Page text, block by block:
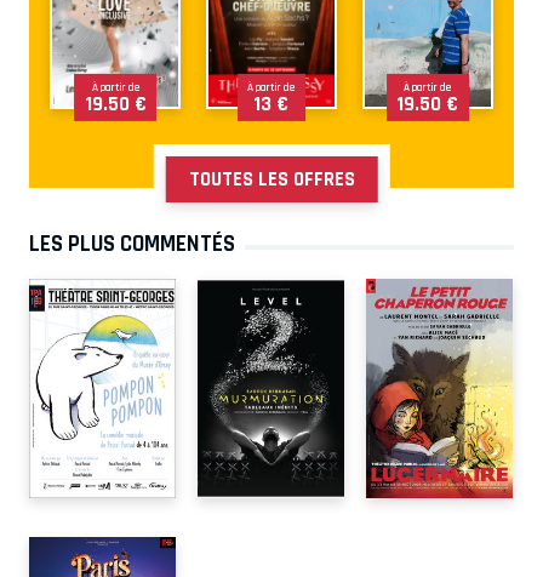
À partir de
19.50 €
À partir de
13 €
À partir de
19.50 €
TOUTES LES OFFRES
LES PLUS COMMENTÉS